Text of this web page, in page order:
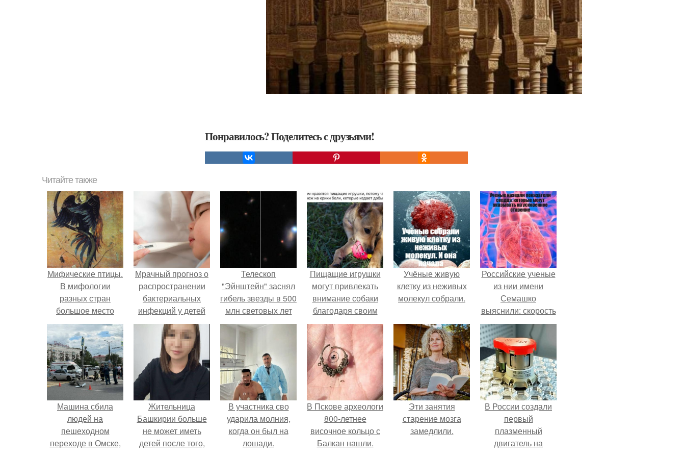
Понравилось? Поделитесь с друзьями!
Читайте также
Мифические птицы.
В мифологии
разных стран
большое место
занимают образы
птиц.
Мрачный прогноз о
распространении
бактериальных
инфекций у детей
вышел.
Телескоп
"Эйнштейн" заснял
гибель звезды в 500
млн световых лет
от земли.
Пищащие игрушки
могут привлекать
внимание собаки
благодаря своим
звуковым
эффектам.
Учёные живую
клетку из неживых
молекул собрали.
Российские ученые
из нии имени
Семашко
выяснили: скорость
старения напрямую
зависит от
состояния сосудов
и работы сердца.
Машина сбила
людей на
пешеходном
переходе в Омске,
Жительница
Башкирии больше
не может иметь
детей после того,
В участника сво
ударила молния,
когда он был на
лошади.
В Пскове археологи
800-летнее
височное кольцо с
Балкан нашли.
Эти занятия
старение мозга
замедлили.
В России создали
первый
плазменный
двигатель на